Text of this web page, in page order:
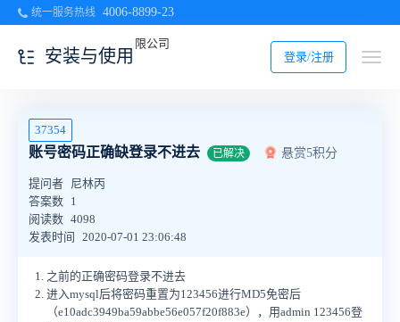
统一服务热线 4006-8899-23
登录/注册
安装与使用
37354
账号密码正确缺登录不进去 已解决 悬赏5积分
提问者 尼林丙
答案数 1
阅读数 4098
发表时间
2020-07-01 23:06:48
之前的正确密码登录不进去
进入mysql后将密码重置为123456进行MD5免密后
（e10adc3949ba59abbe56e057f20f883e），用admin 123456登